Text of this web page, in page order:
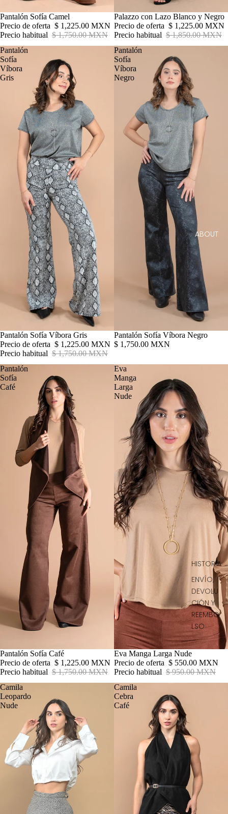
ABOUT
HISTORIA
ENVÍO,
DEVOLU
CIÓN Y
REEMBO
LSO
Oferta
Pantalón Sofía Camel
Precio de oferta $ 1,225.00 MXN
Precio habitual $ 1,750.00 MXN
Oferta
Palazzo con Lazo Blanco y Negro
Precio de oferta $ 1,225.00 MXN
Precio habitual $ 1,850.00 MXN
Pantalón
Sofía
Víbora
Gris
Oferta
Pantalón Sofía Víbora Gris
Precio de oferta $ 1,225.00 MXN
Precio habitual $ 1,750.00 MXN
Pantalón
Sofía
Víbora
Negro
Agotado
Pantalón Sofía Víbora Negro
$ 1,750.00 MXN
Pantalón
Sofía
Café
Oferta
Pantalón Sofía Café
Precio de oferta $ 1,225.00 MXN
Precio habitual $ 1,750.00 MXN
Eva
Manga
Larga
Nude
Oferta
Eva Manga Larga Nude
Precio de oferta $ 550.00 MXN
Precio habitual $ 950.00 MXN
Camila
Leopardo
Nude
Camila
Cebra
Café